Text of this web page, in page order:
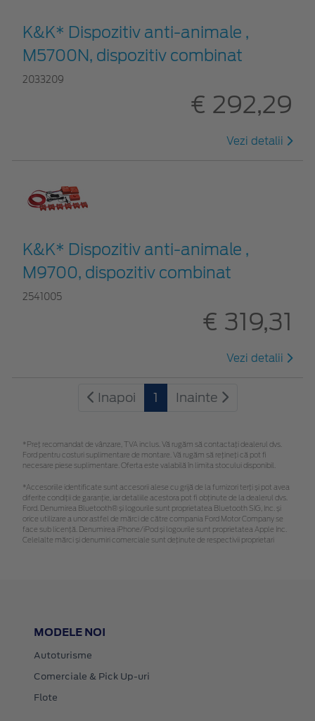
K&K* Dispozitiv anti-animale ,
M5700N, dispozitiv combinat
2033209
€ 292,29
Vezi detalii
K&K* Dispozitiv anti-animale ,
M9700, dispozitiv combinat
2541005
€ 319,31
Vezi detalii
Inapoi 1 Inainte
*Preţ recomandat de vânzare, TVA inclus. Vă rugăm să contactaţi dealerul dvs.
Ford pentru costuri suplimentare de montare. Vă rugăm să rețineți că pot fi
necesare piese suplimentare. Oferta este valabilă în limita stocului disponibil.
*Accesoriile identificate sunt accesorii alese cu grijă de la furnizori terți și pot avea
diferite condiții de garanție, iar detaliile acestora pot fi obținute de la dealerul dvs.
Ford. Denumirea Bluetooth® și logourile sunt proprietatea Bluetooth SIG, Inc. și
orice utilizare a unor astfel de mărci de către compania Ford Motor Company se
face sub licență. Denumirea iPhone/iPod și logourile sunt proprietatea Apple Inc.
Celelalte mărci și denumiri comerciale sunt deținute de respectivii proprietari
MODELE NOI
Autoturisme
Comerciale & Pick Up-uri
Flote